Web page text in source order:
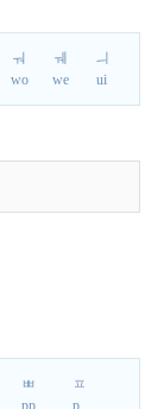
ㅝ
wo
ㅞ
we
ㅢ
ui
ㅃ
pp
ㅍ
p